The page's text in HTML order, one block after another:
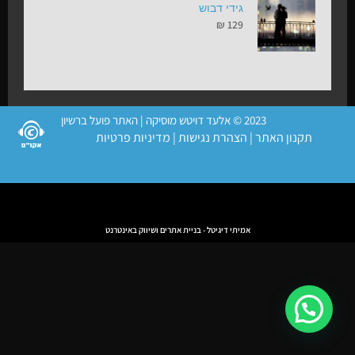
גידי דבוש
₪ 129
2023 © אלעד דויטש מוסיקה | האתר פועל ברשיון
תקנון האתר| הצהרת נגישות| מדיניות פרטיות
אמיתי דיגיטל - בניית אתרים ושיווק באינטרנט